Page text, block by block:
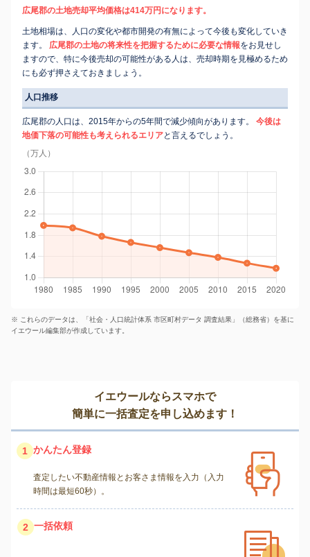
広尾郡の土地売却平均価格は414万円になります。
土地相場は、人口の変化や都市開発の有無によって今後も変化していき
ます。
広尾郡の土地の将来性を把握するために必要な情報をお見せし
ますので、特に今後売却の可能性がある人は、売却時期を見極めるため
にも必ず押さえておきましょう。
人口推移
広尾郡の人口は、2015年からの5年間で減少傾向があります。
今後は
地価下落の可能性も考えられるエリアと言えるでしょう。
（万人）
※ これらのデータは、「社会・人口統計体系 市区町村データ 調査結果」（総務省）を基に
イエウール編集部が作成しています。
イエウールならスマホで
簡単に一括査定を申し込めます！
1 かんたん登録
査定したい不動産情報とお客さま情報を入力（入力
時間は最短60秒）。
2 一括依頼